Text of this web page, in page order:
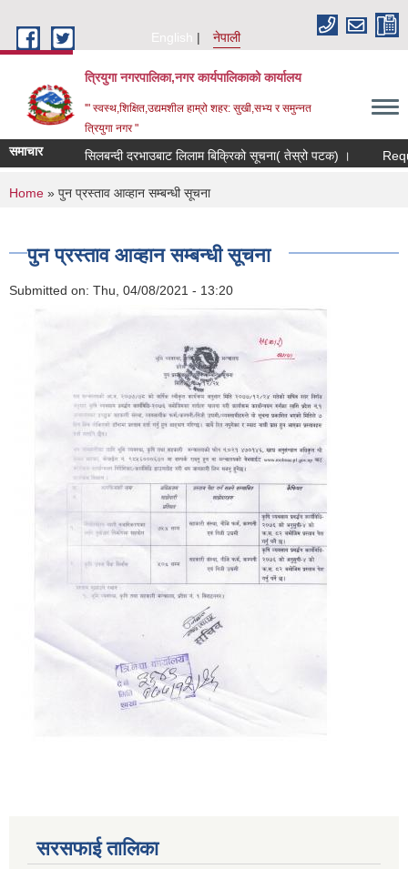
English
नेपाली
त्रियुगा नगरपालिका,नगर कार्यपालिकाको कार्यालय
'" स्वस्थ,शिक्षित,उद्यमशील हाम्रो शहर: सुखी,सभ्य र समुन्नत
त्रियुगा नगर "
समाचार सिलबन्दी दरभाउबाट लिलाम बिक्रिको सूचना( तेस्रो पटक) ।
You are here
Home » पुन प्रस्ताव आव्हान सम्बन्धी सूचना
पुन प्रस्ताव आव्हान सम्बन्धी सूचना
Submitted on: Thu, 04/08/2021 - 13:20
सरसफाई तालिका